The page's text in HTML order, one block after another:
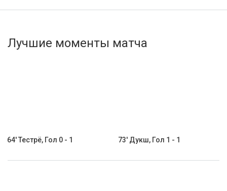
Активировать промокод
Лучшие моменты матча
64' Тестрё, Гол 0 - 1 73' Дукш, Гол 1 - 1